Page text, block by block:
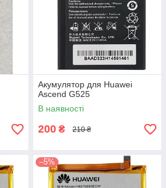
Акумулятор для Huawei
Ascend G525
В наявності
200 ₴ 210 ₴
–5%